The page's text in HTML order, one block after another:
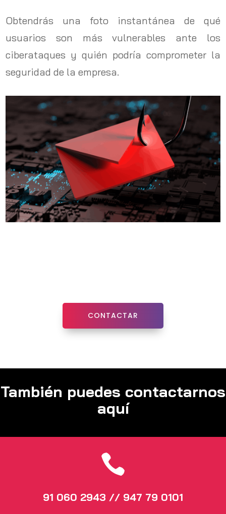
Obtendrás una foto instantánea de qué
usuarios son más vulnerables ante los
ciberataques y quién podría comprometer la
seguridad de la empresa.
CONTACTAR
También puedes contactarnos
aquí

91 060 2943 // 947 79 0101